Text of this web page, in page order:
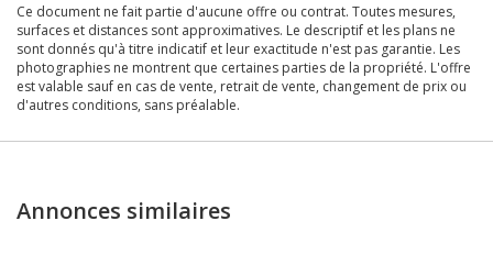
Ce document ne fait partie d'aucune offre ou contrat. Toutes mesures,
surfaces et distances sont approximatives. Le descriptif et les plans ne
sont donnés qu'à titre indicatif et leur exactitude n'est pas garantie. Les
photographies ne montrent que certaines parties de la propriété. L'offre
est valable sauf en cas de vente, retrait de vente, changement de prix ou
d'autres conditions, sans préalable.
Annonces similaires